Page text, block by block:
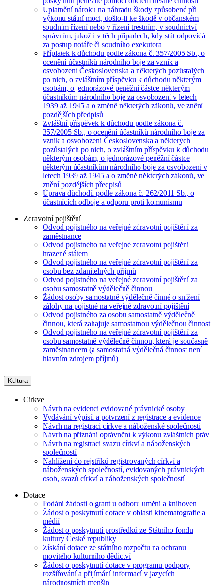
Uplatnění nároku na náhradu škody způsobené při
výkonu státní moci, došlo-li ke škodě v občanském
soudním řízení nebo v řízení trestním, v soudnictví
správním, jakož i v těch případech, kdy stát odpovídá
za postup notáře či soudního exekutora
Příplatek k důchodu podle zákona č. 357/2005 Sb., o
ocenění účastníků národního boje za vznik a
osvobození Československa a některých pozůstalých
po nich, o zvláštním příspěvku k důchodu některým
osobám, o jednorázové peněžní částce některým
účastníkům národního boje za osvobození v letech
1939 až 1945 a o změně některých zákonů, ve znění
pozdějších předpisů
Zvláštní příspěvek k důchodu podle zákona č.
357/2005 Sb., o ocenění účastníků národního boje za
vznik a osvobození Československa a některých
pozůstalých po nich, o zvláštním příspěvku k důchodu
některým osobám, o jednorázové peněžní částce
některým účastníkům národního boje za osvobození v
letech 1939 až 1945 a o změně některých zákonů, ve
znění pozdějších předpisů
Úprava důchodů podle zákona č. 262/2011 Sb., o
účastnících odboje a odporu proti komunismu
Zdravotní pojištění
Odvod pojistného na veřejné zdravotní pojištění za
zaměstnance
Odvod pojistného na veřejné zdravotní pojištění
hrazené státem
Odvod pojistného na veřejné zdravotní pojištění za
osobu bez zdanitelných příjmů
Odvod pojistného na veřejné zdravotní pojištění za
osobu samostatně výdělečně činnou
Žádost osoby samostatně výdělečně činné o snížení
zálohy na pojistné na veřejné zdravotní pojištění
Odvod pojistného za osobu samostatně výdělečně
činnou, která zahajuje samostatnou výdělečnou činnost
Odvod pojistného na veřejné zdravotní pojištění za
osobu samostatně výdělečně činnou, která je současně
zaměstnancem (a samostatná výdělečná činnost není
hlavním zdrojem příjmů)
Kultura
Církve
Návrh na evidenci evidované právnické osoby
Vydávání výpisů a potvrzení z registrace a evidence
Návrh na registraci církve a náboženské společnosti
Návrh na přiznání oprávnění k výkonu zvláštních práv
Návrh na registraci svazu církví a náboženských
společností
Nahlížení do rejstříků registrovaných církví a
náboženských společností, evidovaných právnických
osob, svazů církví a náboženských společností
Dotace
Podání žádosti o grant u odboru umění a knihoven
Žádost o poskytnutí dotace v oblasti kinematografie a
médií
Žádost o poskytnutí prostředků ze Státního fondu
kultury České republiky
Získání dotace ze státního rozpočtu na ochranu
movitého kulturního dědictví
Žádost o poskytnutí dotace v programu podpory
rozšiřování a přijímání informací v jazycích
národnostních menšin